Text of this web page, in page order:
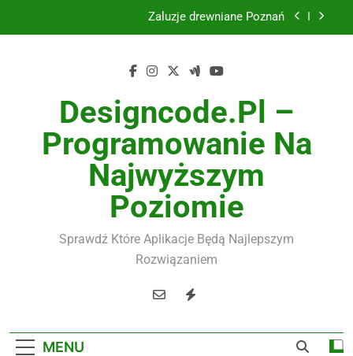
Żaluzje drewniane Poznań
Utylizacja odpadów Lublin
Żaluzje drewniane Poznań
Instalacje elektryczne Gdańsk
Designcode.pl –
Programowanie Na
Najwyższym
Poziomie
Sprawdź Które Aplikacje Będą Najlepszym
Rozwiązaniem
MENU